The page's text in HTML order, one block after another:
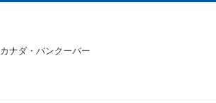
カナダ・バンクーバー